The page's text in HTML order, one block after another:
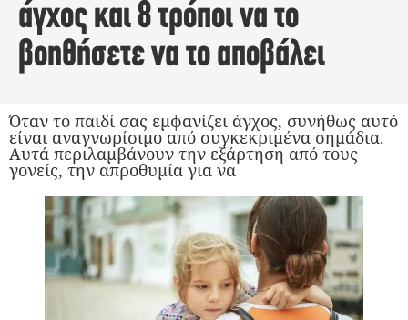
άγχος και 8 τρόποι να το
βοηθήσετε να το αποβάλει
Όταν το παιδί σας εμφανίζει άγχος, συνήθως αυτό
είναι αναγνωρίσιμο από συγκεκριμένα σημάδια.
Αυτά περιλαμβάνουν την εξάρτηση από τους
γονείς, την απροθυμία για να